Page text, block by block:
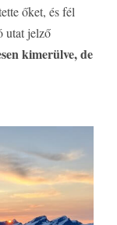
őket, és fél
utat jelző
kimerülve, de